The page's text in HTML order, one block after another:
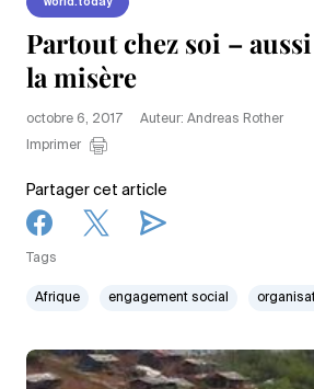
Partout chez soi –
la misère
octobre 6, 2017
Auteur: Andreas Rother
Imprimer
Partager cet article
Tags
Afrique engagement social